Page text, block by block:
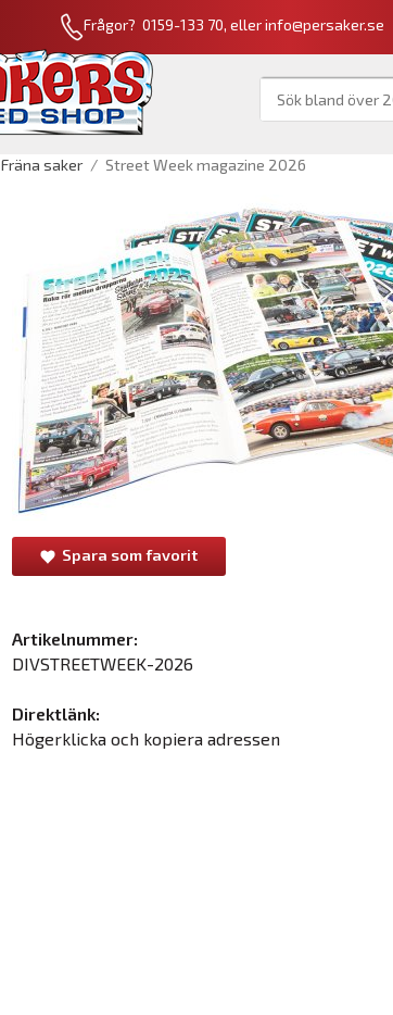
Frågor? 0159-133 70, ellerinfo@persaker.se
Fräna saker / Street Week magazine 2026
Spara som favorit
Artikelnummer:
DIVSTREETWEEK-2026
Direktlänk:
Högerklicka och kopiera adressen